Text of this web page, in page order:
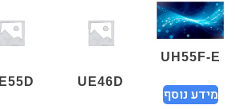
UH55F-E
מידע נוסף
UE46D